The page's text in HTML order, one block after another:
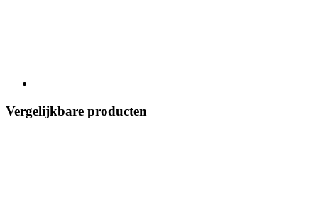
Vergelijkbare producten